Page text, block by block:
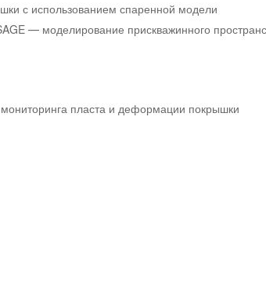
с использованием спаренной модели
— моделирование прискважинного
пласта и деформации покрышки